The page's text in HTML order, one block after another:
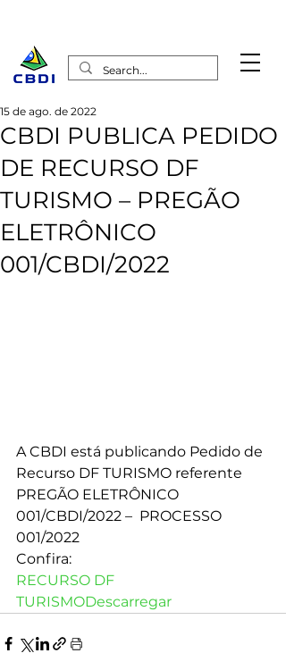
CBDI PUBLICA PEDIDO
DE RECURSO DF
TURISMO – PREGÃO
ELETRÔNICO
001/CBDI/2022
15 de ago. de 2022
A CBDI está publicando Pedido de
Recurso DF TURISMO referente
PREGÃO ELETRÔNICO
001/CBDI/2022 –  PROCESSO
001/2022
Confira:
RECURSO DF
TURISMODescarregar